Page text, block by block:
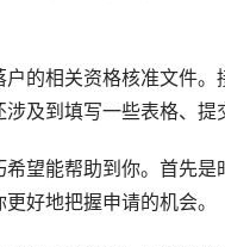
的相关资格核准文件
及到填写一些表格、提
望能帮助到你。首先
好地把握申请的机会。